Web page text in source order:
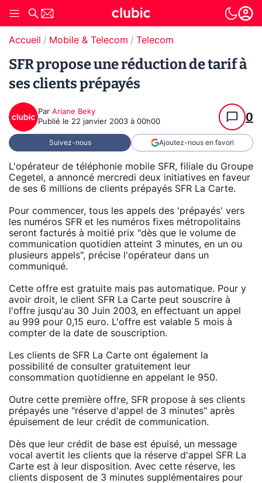
Accueil Mobile & Telecom Telecom
SFR propose une réduction de tarif à
ses clients prépayés
Par Ariane Beky
Publié le 22 janvier 2003 à 00h00 0
Suivez-nous Ajoutez-nous en favori
L'opérateur de téléphonie mobile SFR, filiale du Groupe
Cegetel, a annoncé mercredi deux initiatives en faveur
de ses 6 millions de clients prépayés SFR La Carte.
Pour commencer, tous les appels des 'prépayés' vers
les numéros SFR et les numéros fixes métropolitains
seront facturés à moitié prix "dès que le volume de
communication quotidien atteint 3 minutes, en un ou
plusieurs appels", précise l'opérateur dans un
communiqué.
Cette offre est gratuite mais pas automatique. Pour y
avoir droit, le client SFR La Carte peut souscrire à
l'offre jusqu'au 30 Juin 2003, en effectuant un appel
au 999 pour 0,15 euro. L'offre est valable 5 mois à
compter de la date de souscription.
Les clients de SFR La Carte ont également la
possibilité de consulter gratuitement leur
consommation quotidienne en appelant le 950.
Outre cette première offre, SFR propose à ses clients
prépayés une "réserve d'appel de 3 minutes" après
épuisement de leur crédit de communication.
Dès que leur crédit de base est épuisé, un message
vocal avertit les clients que la réserve d'appel SFR La
Carte est à leur disposition. Avec cette réserve, les
clients disposent de 3 minutes supplémentaires pour